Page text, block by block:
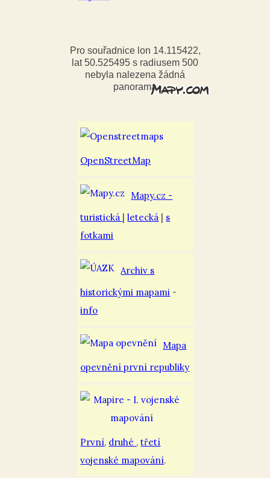
Pro souřadnice lon 14.115422,
lat 50.525495 s radiusem 500
nebyla nalezena žádná
panorama
OpenStreetMap
Mapy.cz -
turistická
|letecká
s
fotkami
Archiv s
historickými mapami -
info
Mapa
opevnění první republiky
První, druhé ,třetí
vojenské mapování.